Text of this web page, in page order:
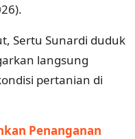
Sertu Sunardi duduk
langsung
pertanian di
Penanganan